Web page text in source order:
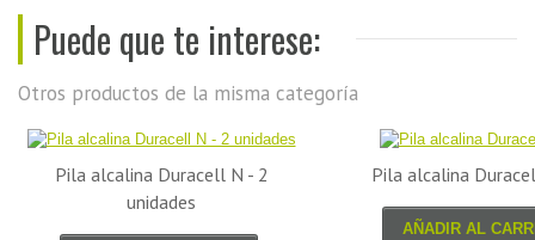
Puede que te interese:
Otros productos de la misma categoría
Pila alcalina Duracell N - 2
unidades
Pila alcalina
AÑADIR AL